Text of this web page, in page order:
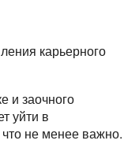
карьерного
и заочного
уйти в
не менее важно.